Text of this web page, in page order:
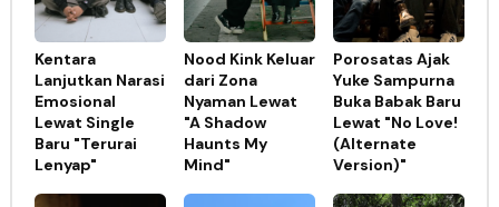
Kentara
Lanjutkan Narasi
Emosional
Lewat Single
Baru "Terurai
Lenyap"
Nood Kink Keluar
dari Zona
Nyaman Lewat
"A Shadow
Haunts My
Mind"
Porosatas Ajak
Yuke Sampurna
Buka Babak Baru
Lewat "No Love!
(Alternate
Version)"